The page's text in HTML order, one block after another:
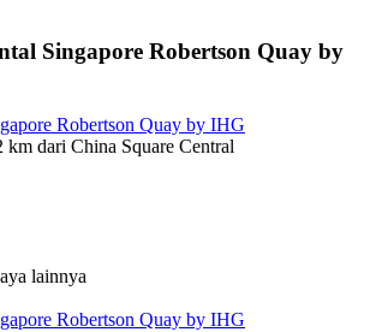
Singapore Robertson Quay by
Robertson Quay by IHG
km dari China Square Central
lainnya
Robertson Quay by IHG